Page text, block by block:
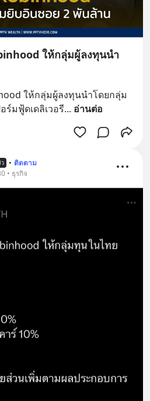
ให้กลุ่มผู้ลงทุนนำ
ให้กลุ่มผู้ลงทุนนำโดยกลุ่ม
มฟู้ดเดลิเวอรี... อ่านต่อ
• ติดตาม
• ธุรกิจ